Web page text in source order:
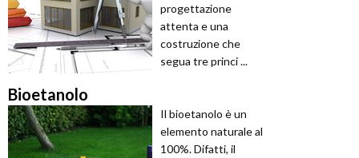
progettazione
attenta e una
costruzione che
segua tre princi ...
Bioetanolo
Il bioetanolo è un
elemento naturale al
100%. Difatti, il